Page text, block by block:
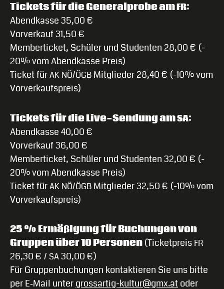
Tickets für die Generalprobe amFR:
Abendkasse 35,00 €
Vorverkauf 31,50 €
Memberticket, Schüler und Studenten 28,00 € (-
20% vom Abendkasse Preis)
Ticket fürAK NÖ/ÖGB Mitglieder 28,40 € (-10% vom
Vorverkaufspreis)
Tickets für die Live-Sendung amSA:
Abendkasse 40,00 €
Vorverkauf 36,00 €
Memberticket, Schüler und Studenten 32,00 € (-
20% vom Abendkasse Preis)
Ticket fürAK NÖ/ÖGB Mitglieder 32,50 € (-10% vom
Vorverkaufspreis)
25 % Ermäßigung für Buchungen von
Gruppen über 10 Personen(Ticketpreis FR
26,30 € / SA30,00 €)
Für Gruppenbuchungen kontaktieren Sie uns bitte
per E‑Mail untergrossartig-kultur@gmx.atoder